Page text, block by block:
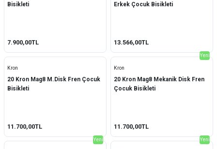
Bisikleti
7.900,00TL
Erkek Çocuk Bisikleti
13.566,00TL
Kron
20 Kron Mag8 M.Disk Fren Çocuk
Bisikleti
11.700,00TL
Yeni
Kron
20 Kron Mag8 Mekanik Disk Fren
Çocuk Bisikleti
11.700,00TL
Yeni Yeni